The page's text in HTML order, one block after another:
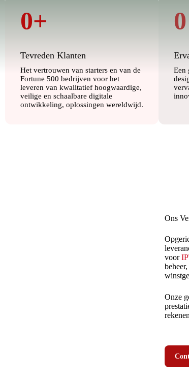
0+
Tevreden Klanten
Het vertrouwen van starters en van de
Fortune 500 bedrijven voor het
leveren van kwalitatief hoogwaardige,
veilige en schaalbare digitale
ontwikkeling, oplossingen wereldwijd.
0
Een
Ons
voor
Onze